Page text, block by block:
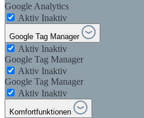
Google Analytics
Aktiv Inaktiv
Google Tag Manager
Aktiv Inaktiv
Google Tag Manager
Aktiv Inaktiv
Google Tag Manager
Aktiv Inaktiv
Komfortfunktionen